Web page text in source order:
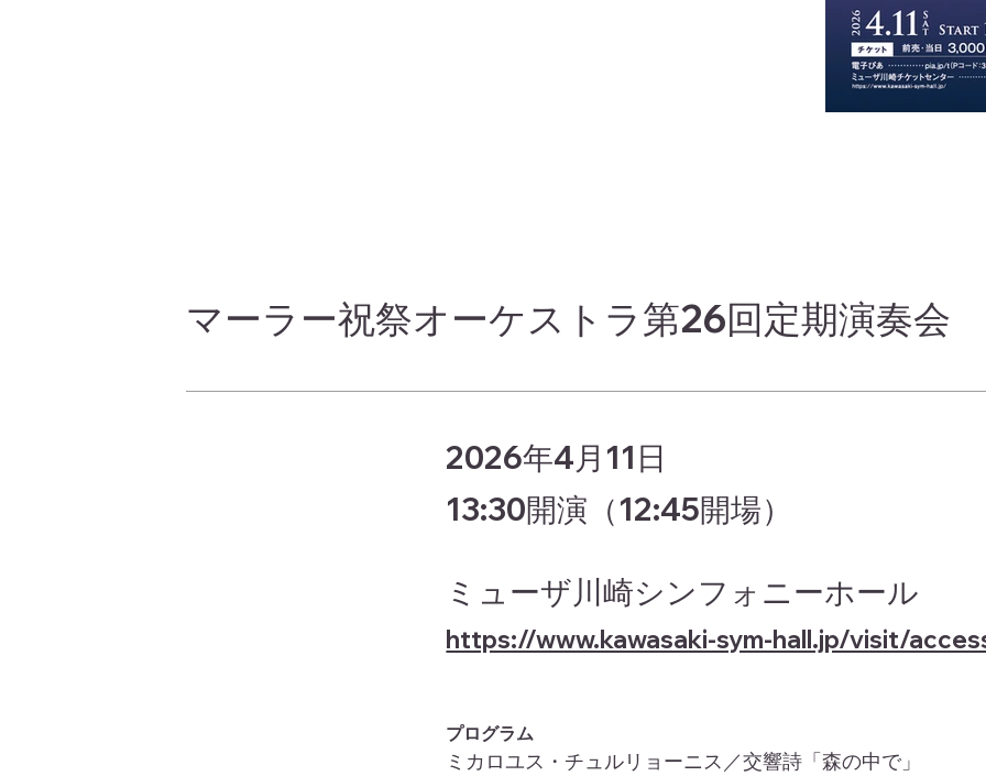
マーラー祝祭オーケストラ第26回定期演奏会
2026年4月11日
13:30開演（12:45開場）
ミューザ川崎シンフォニーホール
https://www.kawasaki-sym-hall.jp/visit/
プログラム
ミカロユス・チュルリョーニス／交響詩「森の中で」